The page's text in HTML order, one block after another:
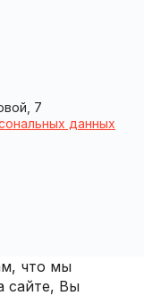
7
данных
что мы
сайте, Вы